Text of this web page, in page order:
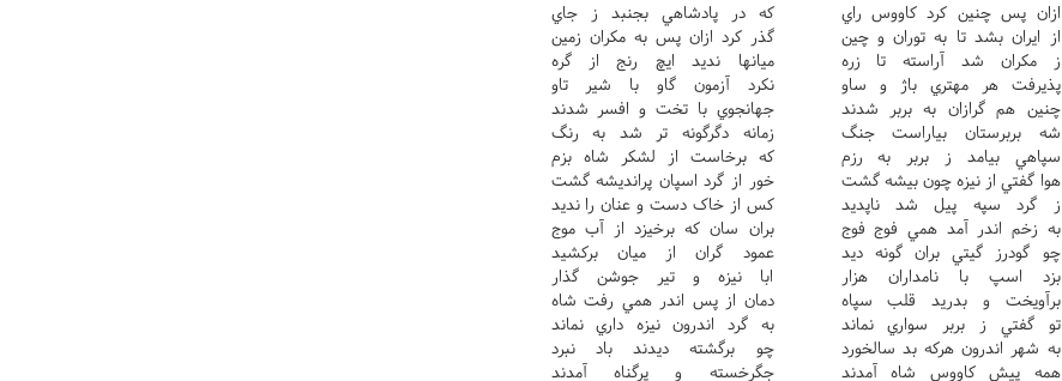
ازان پس چنين کرد کاووس راي
که در پادشاهي بجنبد ز جاي
از ايران بشد تا به توران و چين
گذر کرد ازان پس به مکران زمين
ز مکران شد آراسته تا زره
ميانها نديد ايچ رنج از گره
پذيرفت هر مهتري باژ و ساو
نکرد آزمون گاو با شير تاو
چنين هم گرازان به بربر شدند
جهانجوي با تخت و افسر شدند
شه بربرستان بياراست جنگ
زمانه دگرگونه تر شد به رنگ
سپاهي بيامد ز بربر به رزم
که برخاست از لشکر شاه بزم
هوا گفتي از نيزه چون بيشه گشت
خور از گرد اسپان پرانديشه گشت
ز گرد سپه پيل شد ناپديد
کس از خاک دست و عنان را نديد
به زخم اندر آمد همي فوج فوج
بران سان که برخيزد از آب موج
چو گودرز گيتي بران گونه ديد
عمود گران از ميان برکشيد
بزد اسپ با نامداران هزار
ابا نيزه و تير جوشن گذار
برآويخت و بدريد قلب سپاه
دمان از پس اندر همي رفت شاه
تو گفتي ز بربر سواري نماند
به گرد اندرون نيزه داري نماند
به شهر اندرون هرکه بد سالخورد
چو برگشته ديدند باد نبرد
همه پيش کاووس شاه آمدند
جگرخسته و پرگناه آمدند